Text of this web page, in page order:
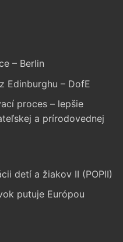
– Berlin
Edinburghu – DofE
proces – lepšie
a prírodovednej
detí a žiakov II (POPII)
putuje Európou